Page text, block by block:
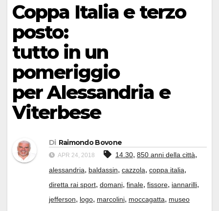
Coppa Italia e terzo
posto:
tutto in un
pomeriggio
per Alessandria e
Viterbese
Di Raimondo Bovone
APR 24, 2018 14.30, 850 anni della città,
alessandria, baldassin, cazzola, coppa italia,
diretta rai sport, domani, finale, fissore, iannarilli,
jefferson, logo, marcolini, moccagatta, museo